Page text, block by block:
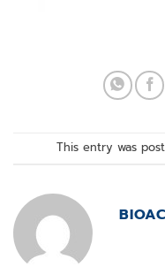
This entry was